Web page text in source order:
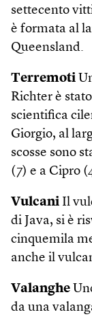
settecento
è formata al
Queensland.
Terremoti
Richter è
scientifica
Giorgio, al
scosse sono
(7) e a Cipro
Vulcani Il
di Java, si è
cinquemila
anche il
Valanghe
da una